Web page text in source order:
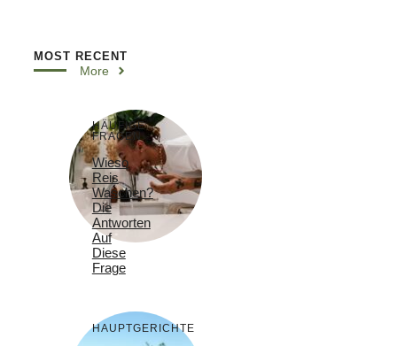
MOST RECENT
More
HÄUFIGE
FRAGEN
Wieso
Reis
Waschen?
Die
Antworten
Auf
Diese
Frage
HAUPTGERICHTE